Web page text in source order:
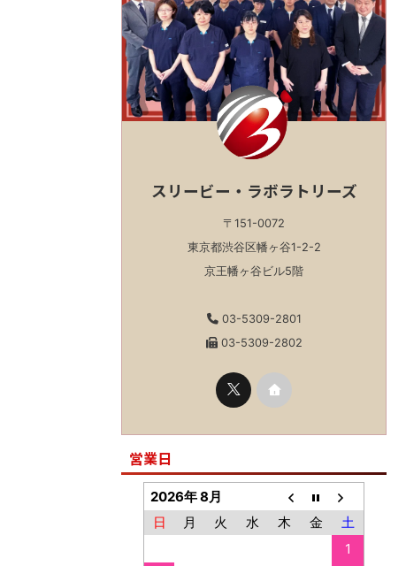
スリービー・ラボラトリーズ
〒151-0072
東京都渋谷区幡ヶ谷1-2-2
京王幡ヶ谷ビル5階
03-5309-2801
03-5309-2802
営業日
2026年 8月
日
月 火 水 木 金
土
1